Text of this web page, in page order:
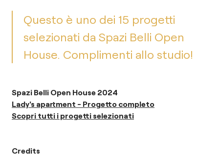
Questo è uno dei 15 progetti
selezionati da Spazi Belli Open
House. Complimenti allo studio!
Spazi Belli Open House 2024
Lady's apartment - Progetto completo
Scopri tutti i progetti selezionati
Credits